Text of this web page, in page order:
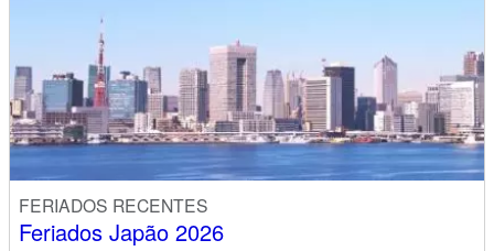
FERIADOS RECENTES
Feriados Japão 2026